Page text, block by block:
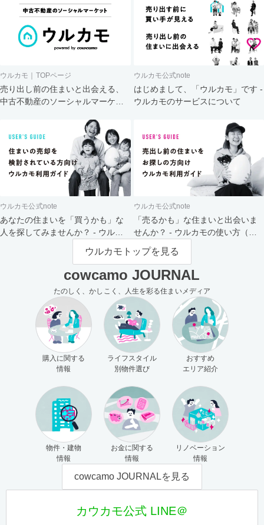
ウルカモ｜TOPページ
売り出し前の住まいと出会える、
中古不動産のソーシャルマーケッ
ウルカモ公式note
はじめまして、「ウルカモ」です -
ウルカモのサービスについて
ウルカモ公式note
あなたの住まいを「買うかも」な
人を探してみませんか？ - ウルカ
ウルカモ公式note
「売るかも」な住まいと出会いま
せんか？ - ウルカモの使い方（買
主さま向け）
ウルカモトップを見る
cowcamo JOURNAL
たのしく、かしこく、人生を彩る住まいメディア
購入に関する
情報
ライフスタイル
別物件選び
おすすめ
エリア紹介
物件・建物
情報
お金に関する
情報
リノベーション
情報
cowcamo JOURNALを見る
カウカモ公式 LINE＠